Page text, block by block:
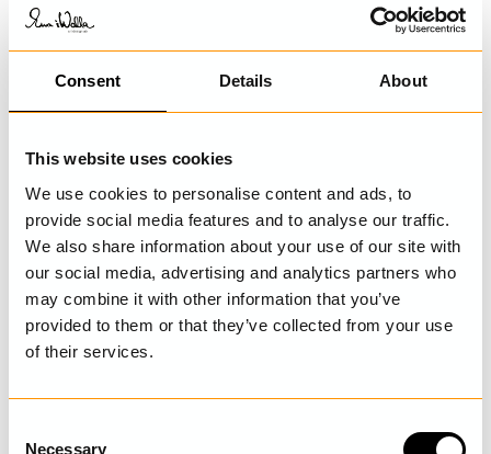
Consent Details About
This website uses cookies
We use cookies to personalise content and ads, to
provide social media features and to analyse our traffic.
We also share information about your use of our site with
our social media, advertising and analytics partners who
may combine it with other information that you’ve
provided to them or that they’ve collected from your use
of their services.
Necessary
BESKRIVNING
T-tröja med lång ärm, vackert broderi och råa kanter.
TVÄTTRÅD
STORLEKSGUIDE
SENAST BESÖKTA